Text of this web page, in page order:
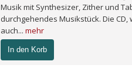
Musik mit Synthesizer, Zither und
durchgehendes Musikstück. Die CD,
auch... mehr
In den Korb